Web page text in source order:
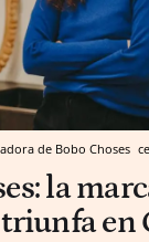
de Bobo Choses
la
en